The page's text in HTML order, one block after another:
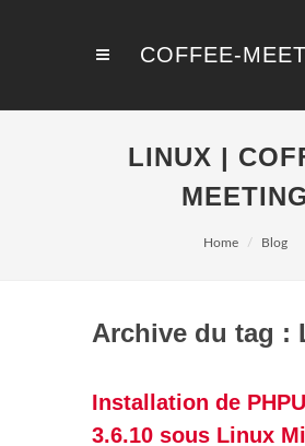
COFFEE-
LINUX |
Home Blog
Archive du tag :
Installation de
3.6.10 sous Linux